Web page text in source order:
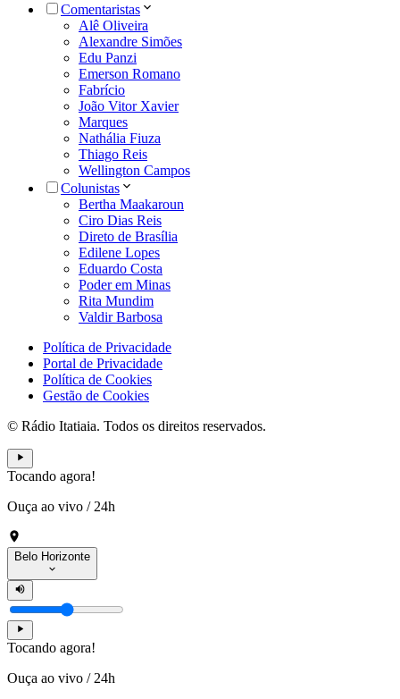
Comentaristas
Alê Oliveira
Alexandre Simões
Edu Panzi
Emerson Romano
Fabrício
João Vitor Xavier
Marques
Nathália Fiuza
Thiago Reis
Wellington Campos
Colunistas
Bertha Maakaroun
Ciro Dias Reis
Direto de Brasília
Edilene Lopes
Eduardo Costa
Poder em Minas
Rita Mundim
Valdir Barbosa
Política de Privacidade
Portal de Privacidade
Política de Cookies
Gestão de Cookies
© Rádio Itatiaia. Todos os direitos reservados.
Tocando agora!
Ouça ao vivo / 24h
Belo Horizonte
Tocando agora!
Ouça ao vivo / 24h